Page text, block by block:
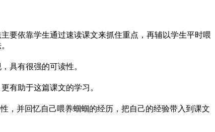
要依靠学生通过速读课文来抓住重点，再辅以学生平时喂
具有很强的可读性。
有助于这篇课文的学习。
，并回忆自己喂养蝈蝈的经历，把自己的经验带入到课文